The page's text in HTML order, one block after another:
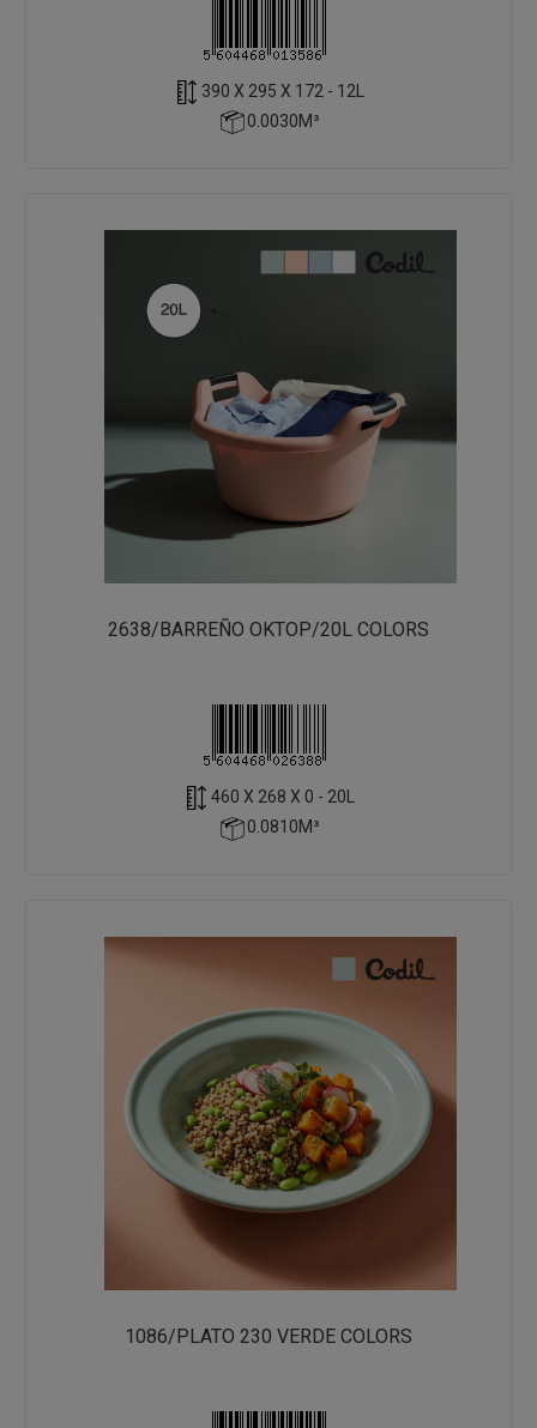
390 X 295 X 172 - 12L
0.0030M³
2638/BARREÑO OKTOP/20L COLORS
460 X 268 X 0 - 20L
0.0810M³
1086/PLATO 230 VERDE COLORS